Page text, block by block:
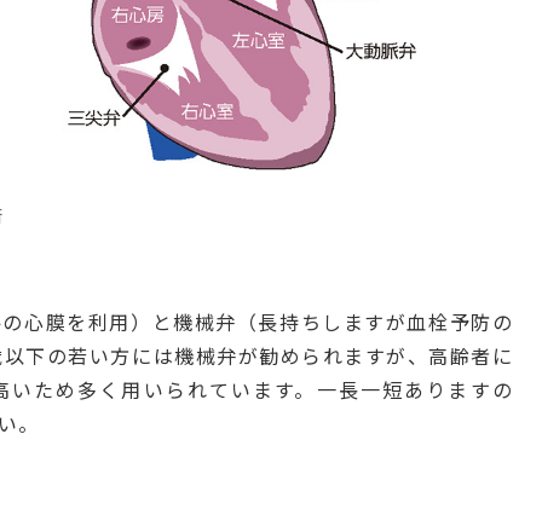
心膜を利用）と機械弁（長持ちしますが血栓予防の
下の若い方には機械弁が勧められますが、高齢者に
ため多く用いられています。一長一短ありますの
。